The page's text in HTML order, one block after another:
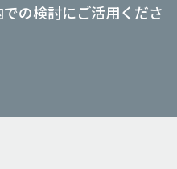
の検討にご活用くださ